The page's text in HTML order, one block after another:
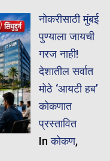
नोकरीसाठी मुंबई
पुण्याला जायची
गरज नाही!
देशातील सर्वात
मोठे ‘आयटी हब’
कोकणात
प्रस्तावित
Inकोकण,